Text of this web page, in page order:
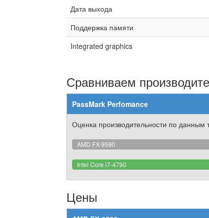
Дата выхода
Поддержка памяти
Integrated graphics
Сравниваем
PassMark Perfomance
Оценка производительности по данным
AMD FX-9590
Intel Core i7-4790
Цены